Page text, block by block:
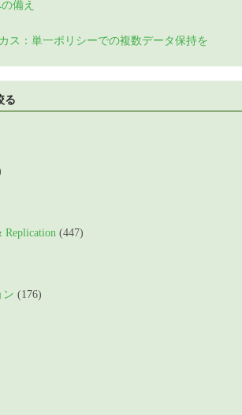
備え
ス：単一ポリシーでの複数データ保持を
る
Replication (447)
ン (176)